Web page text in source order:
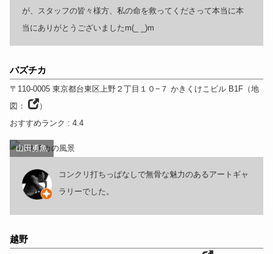
が、スタッフの皆々様方、私の命を救ってくださって本当に本
当にありがとうございましたm(_ _)m
バズチカ
〒110-0005 東京都台東区上野２丁目１０−７ かきくけこビル B1F（地
図：
）
おすすめランク : 4.4
山田勇魚
コンクリ打ちっぱなしで無骨な魅力のあるアートギャ
ラリーでした。
越野